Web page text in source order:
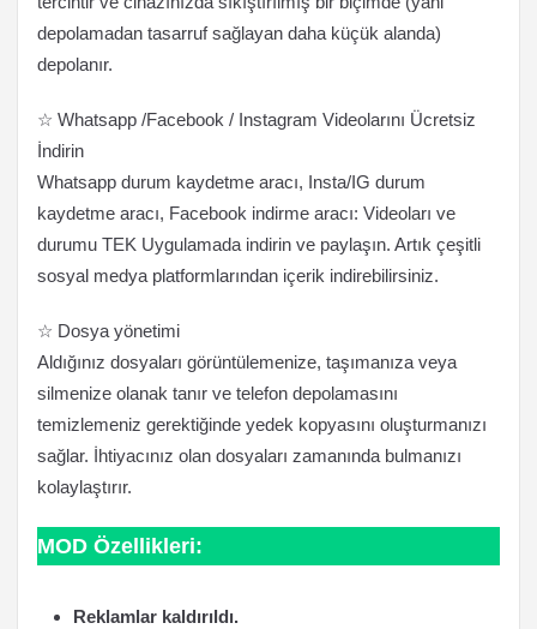
depolamadan tasarruf sağlayan daha küçük alanda)
depolanır.
☆ Whatsapp /Facebook / Instagram Videolarını Ücretsiz
İndirin
Whatsapp durum kaydetme aracı, Insta/IG durum
kaydetme aracı, Facebook indirme aracı: Videoları ve
durumu TEK Uygulamada indirin ve paylaşın. Artık çeşitli
sosyal medya platformlarından içerik indirebilirsiniz.
☆ Dosya yönetimi
Aldığınız dosyaları görüntülemenize, taşımanıza veya
silmenize olanak tanır ve telefon depolamasını
temizlemeniz gerektiğinde yedek kopyasını oluşturmanızı
sağlar. İhtiyacınız olan dosyaları zamanında bulmanızı
kolaylaştırır.
MOD Özellikleri:
Reklamlar kaldırıldı.